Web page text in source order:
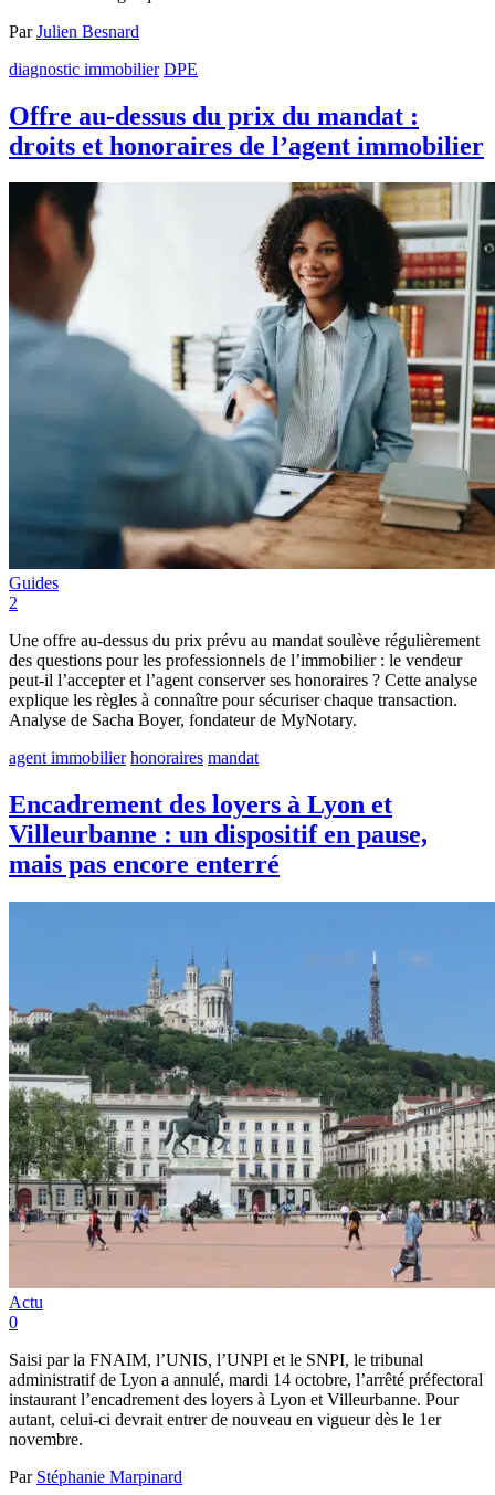
ParJulien Besnard
diagnostic immobilier DPE
Offre au-dessus du prix du mandat :
droits et honoraires de l’agent immobilier
Guides
2
Une offre au-dessus du prix prévu au mandat soulève régulièrement
des questions pour les professionnels de l’immobilier : le vendeur
peut-il l’accepter et l’agent conserver ses honoraires ? Cette analyse
explique les règles à connaître pour sécuriser chaque transaction.
Analyse de Sacha Boyer, fondateur de MyNotary.
agent immobilier honoraires mandat
Encadrement des loyers à Lyon et
Villeurbanne : un dispositif en pause,
mais pas encore enterré
Actu
0
Saisi par la FNAIM, l’UNIS, l’UNPI et le SNPI, le tribunal
administratif de Lyon a annulé, mardi 14 octobre, l’arrêté préfectoral
instaurant l’encadrement des loyers à Lyon et Villeurbanne. Pour
autant, celui-ci devrait entrer de nouveau en vigueur dès le 1er
novembre.
Par Stéphanie Marpinard